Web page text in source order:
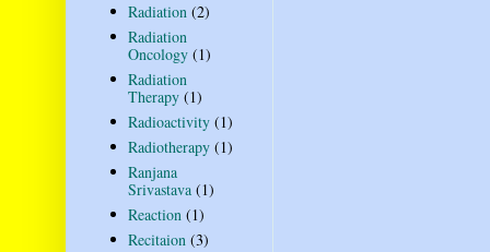
Radiation (2)
Radiation
Oncology (1)
Radiation
Therapy (1)
Radioactivity (1)
Radiotherapy (1)
Ranjana
Srivastava (1)
Reaction (1)
Recitaion (3)